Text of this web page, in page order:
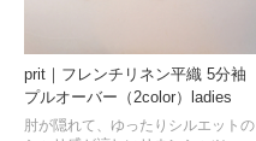
prit｜フレンチリネン平織 5分袖
プルオーバー（2color）ladies
肘が隠れて、ゆったりシルエットの